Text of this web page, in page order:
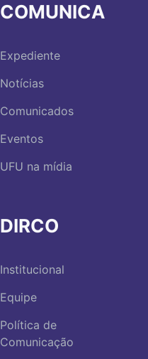
COMUNICA
Expediente
Notícias
Comunicados
Eventos
UFU na mídia
DIRCO
Institucional
Equipe
Política de
Comunicação